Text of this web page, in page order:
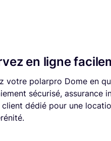
en ligne
votre polarpro Dome en
sécurisé, assurance
dédié pour une